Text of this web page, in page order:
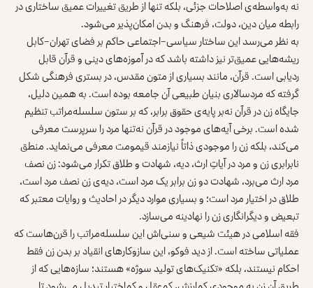
نه به‌واسطه‌ی اصلاحات جزئی، بلکه تنها از طریق تغییرات عمیق ساختاری در
رابطه میان دین، دولت، فرهنگ و بدن امکان‌پذیر می‌شود.
به نظر می‌رسد این ساختار سیاسی–اجتماعی حاکم بر فضای تهران–کابل
ریشه‌هایی عمیق‌تر نیز داشته باشد که در آموزه‌های دینی و قرآن قابل
ردیابی است. قرآن، مانند بسیاری از متون مقدس، در بستری فرهنگی شکل
گرفته که مردسالاری بنیان طبیعی آن جامعه بوده است. به همین دلیل،
جایگاه زن در قرآن نه‌بر پایه‌ی حقوق برابر، که بر ستون سلسله‌مراتب تنظیم
شده است. برخی آیه‌های موجود در قرآن نه‌تنها مرد را سرپرست معرفی
می‌کند، بلکه زن را موجودی ذاتاً نیازمند قیمومت معرفی می‌نماید. منطق
نابرابری زن و مرد در آیاتِ ارث، دیه، شهادت و طلاق تکرار می‌شود: زن نصف
مرد ارث می‌برد، شهادت دو زن برابر یک مرد است، دیه‌ی زن نصف مرد است،
طلاق در اختیار مرد است؛ و بسیاری موارد دیگر در احادیث و روایات معتبر که
تبعیض و دیگرانگاری زن را نهادینه می‌سازد.
فقه اسلامی در هیئت شیعی و سنی‌اش این سلسله‌مراتب را قرن‌هاست که
عملیاتی ساخته است. از دید فوکو، این سازوکارهای انقیاد بر بدن زن فقط
احکام نیستند، بلکه «تکنیک‌های تولید سوژه» هستند؛ سازه‌هایی که از